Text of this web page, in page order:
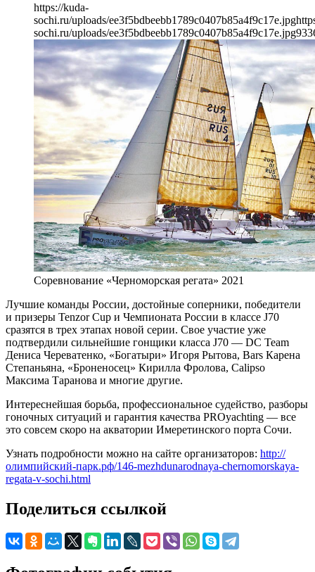
https://kuda-
sochi.ru/uploads/ee3f5bdbeebb1789c0407b85a4f9c17e.jpg
sochi.ru/uploads/ee3f5bdbeebb1789c0407b85a4f9c17e.jpg933
Соревнование «Черноморская регата» 2021
Лучшие команды России, достойные соперники, победители
и призеры Tenzor Cup и Чемпионата России в классе J70
сразятся в трех этапах новой серии. Свое участие уже
подтвердили сильнейшие гонщики класса J70 — DC Team
Дениса Череватенко, «Богатыри» Игоря Рытова, Bars Карена
Степаньяна, «Броненосец» Кирилла Фролова, Calipso
Максима Таранова и многие другие.
Интереснейшая борьба, профессиональное судейство, разборы
гоночных ситуаций и гарантия качества PROyachting — все
это совсем скоро на акватории Имеретинского порта Сочи.
Узнать подробности можно на сайте организаторов: http://
олимпийский-парк.рф/146-mezhdunarodnaya-chernomorskaya-
regata-v-sochi.html
Поделиться ссылкой